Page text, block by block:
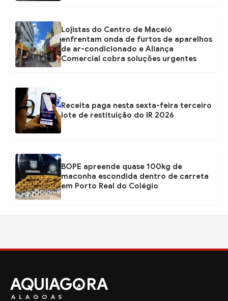
Lojistas do Centro de Maceió
enfrentam onda de furtos de aparelhos
de ar-condicionado e Aliança
Comercial cobra soluções urgentes
Receita paga nesta sexta-feira terceiro
lote de restituição do IR 2026
BOPE apreende quase 100kg de
maconha escondida dentro de carreta
em Porto Real do Colégio
AQUIAG RA
ALAGOAS